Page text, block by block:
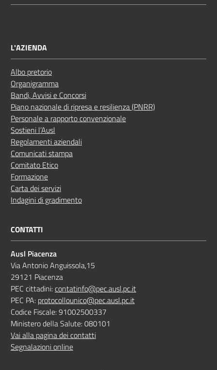
L'AZIENDA
Albo pretorio
Organigramma
Bandi, Avvisi e Concorsi
Piano nazionale di ripresa e resilienza (PNRR)
Personale a rapporto convenzionale
Sostieni l’Ausl
Regolamenti aziendali
Comunicati stampa
Comitato Etico
Formazione
Carta dei servizi
Indagini di gradimento
CONTATTI
Ausl Piacenza
Via Antonio Anguissola,15
29121 Piacenza
PEC cittadini:contatinfo@pec.ausl.pc.it
PEC PA: protocollounico@pec.ausl.pc.it
Codice Fiscale: 91002500337
Ministero della Salute: 080101
Vai alla pagina dei contatti
Segnalazioni online